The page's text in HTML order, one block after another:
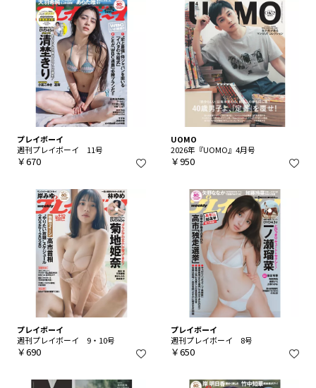
プレイボーイ
週刊プレイボーイ 11号
￥670
UOMO
2026年『UOMO』4月号
￥950
プレイボーイ
週刊プレイボーイ 9・10号
￥690
プレイボーイ
週刊プレイボーイ 8号
￥650